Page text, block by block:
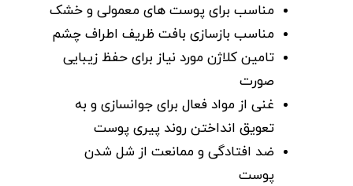
مناسب برای پوست های معمولی و خشک
مناسب بازسازی بافت ظریف اطراف چشم
تامین کلاژن مورد نیاز برای حفظ زیبایی
صورت
غنی از مواد فعال برای جوانسازی و به
تعویق انداختن روند پیری پوست
ضد افتادگی و ممانعت از شل شدن
پوست